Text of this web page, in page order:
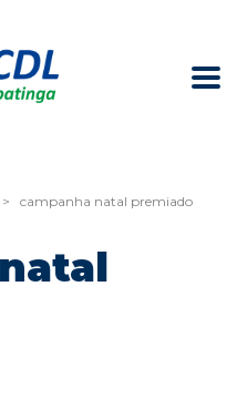
> campanha natal premiado